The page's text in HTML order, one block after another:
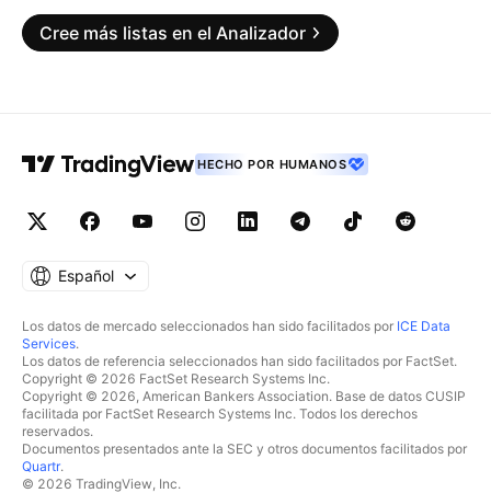
Cree más listas en el Analizador
HECHO POR HUMANOS
Español
Los datos de mercado seleccionados han sido facilitados por ICE Data
Services.
Los datos de referencia seleccionados han sido facilitados por FactSet.
Copyright © 2026 FactSet Research Systems Inc.
Copyright © 2026, American Bankers Association. Base de datos CUSIP
facilitada por FactSet Research Systems Inc. Todos los derechos
reservados.
Documentos presentados ante la SEC y otros documentos facilitados por
Quartr.
© 2026 TradingView, Inc.